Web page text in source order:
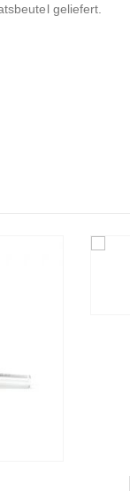
geliefert.